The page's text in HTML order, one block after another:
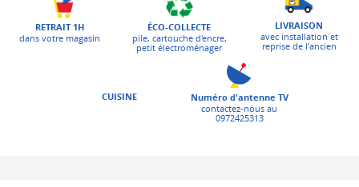
RETRAIT 1H
dans votre magasin
ÉCO-COLLECTE
pile, cartouche d'encre,
petit électroménager
LIVRAISON
avec installation et
reprise de l’ancien
CUISINE
Numéro d'antenne TV
contactez-nous au
0972425313